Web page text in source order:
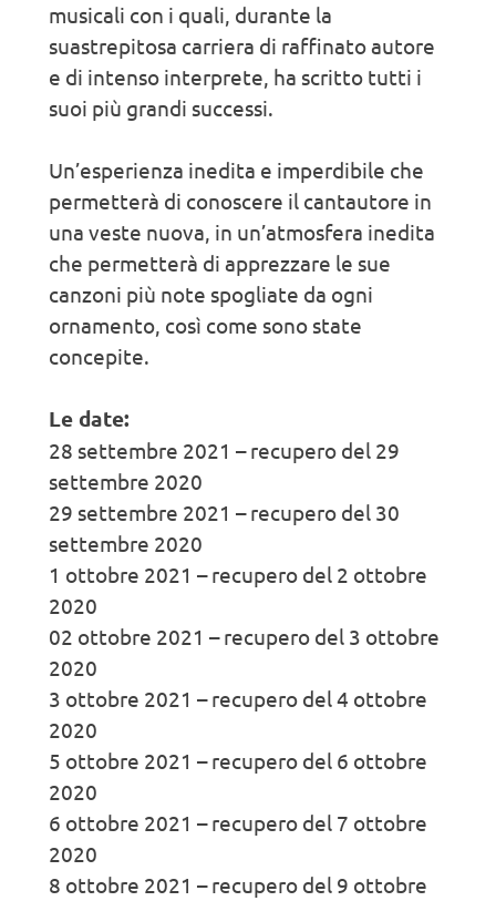
musicali con i quali, durante la
suastrepitosa carriera di raffinato autore
e di intenso interprete, ha scritto tutti i
suoi più grandi successi.
Un’esperienza inedita e imperdibile che
permetterà di conoscere il cantautore in
una veste nuova, in un’atmosfera inedita
che permetterà di apprezzare le sue
canzoni più note spogliate da ogni
ornamento, così come sono state
concepite.
Le date:
28 settembre 2021 – recupero del 29
settembre 2020
29 settembre 2021 – recupero del 30
settembre 2020
1 ottobre 2021 – recupero del 2 ottobre
2020
02 ottobre 2021 – recupero del 3 ottobre
2020
3 ottobre 2021 – recupero del 4 ottobre
2020
5 ottobre 2021 – recupero del 6 ottobre
2020
6 ottobre 2021 – recupero del 7 ottobre
2020
8 ottobre 2021 – recupero del 9 ottobre